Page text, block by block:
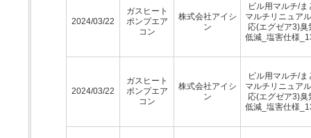
2024/03/22
ガスヒート
ポンプエア
コン
株式会社アイシ
ン
ビル用マルチ/ま
マルチリニュア
応(エグゼア3)臭
低減_塩害仕様
2024/03/22
ガスヒート
ポンプエア
コン
株式会社アイシ
ン
ビル用マルチ/ま
マルチリニュア
応(エグゼア3)臭
低減_塩害仕様